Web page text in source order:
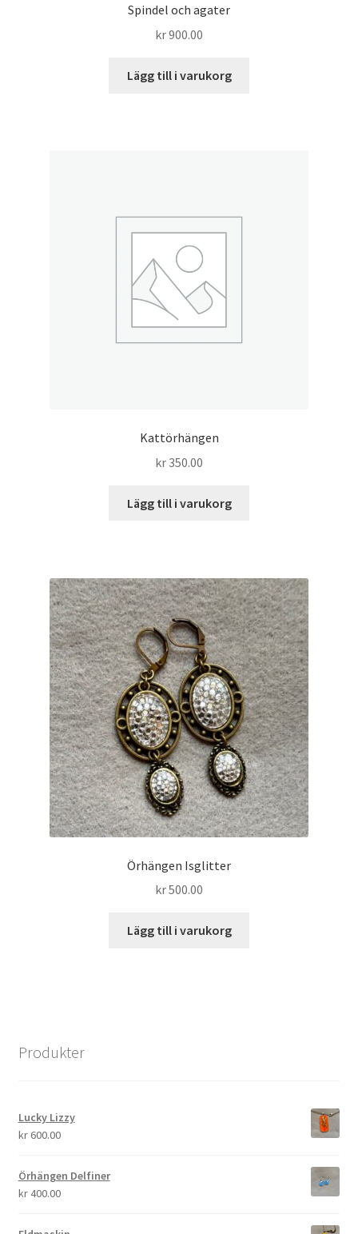
Spindel och agater
kr900.00
Lägg till i varukorg
Kattörhängen
kr350.00
Lägg till i varukorg
Örhängen Isglitter
kr500.00
Lägg till i varukorg
Produkter
Lucky Lizzy
kr600.00
Örhängen Delfiner
kr400.00